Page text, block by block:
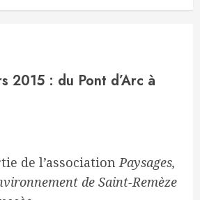
2015 : du Pont d’Arc à
de l’associationPaysages,
de Saint-Remèze